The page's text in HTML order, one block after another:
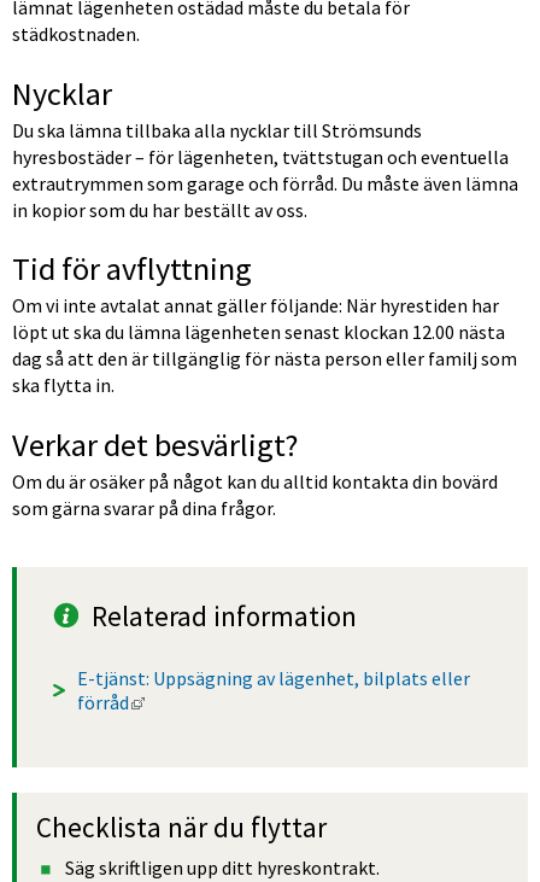
lämnat lägenheten ostädad måste du betala för
städkostnaden.
Nycklar
Du ska lämna tillbaka alla nycklar till Strömsunds
hyresbostäder – för lägenheten, tvättstugan och eventuella
extrautrymmen som garage och förråd. Du måste även lämna
in kopior som du har beställt av oss.
Tid för avflyttning
Om vi inte avtalat annat gäller följande: När hyrestiden har
löpt ut ska du lämna lägenheten senast klockan 12.00 nästa
dag så att den är tillgänglig för nästa person eller familj som
ska flytta in.
Verkar det besvärligt?
Om du är osäker på något kan du alltid kontakta din bovärd
som gärna svarar på dina frågor.
Relaterad information
E-tjänst: Uppsägning av lägenhet, bilplats eller
förråd
Länk till annan webbplats, öppnas i nytt
Checklista när du flyttar
Säg skriftligen upp ditt hyreskontrakt.